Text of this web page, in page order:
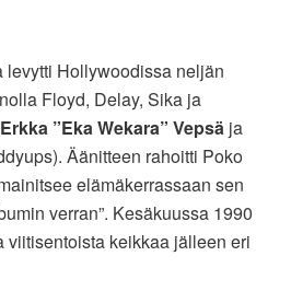
levytti Hollywoodissa neljän
Floyd, Delay, Sika ja
Erkka ”Eka Wekara” Vepsä ja
Äänitteen rahoitti Poko
elämäkerrassaan sen
verran”. Kesäkuussa 1990
viitisentoista keikkaa jälleen eri